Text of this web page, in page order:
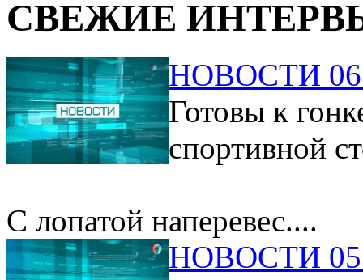
СВЕЖИЕ
НОВОСТИ
Готовы к
спортивной
С лопатой наперевес....
НОВОСТИ